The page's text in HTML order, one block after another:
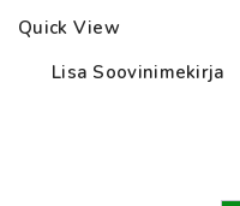
Quick View
Lisa Soovinimekirja